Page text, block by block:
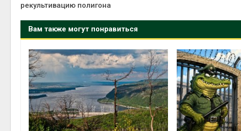
рекультивацию полигона
Вам также могут понравиться